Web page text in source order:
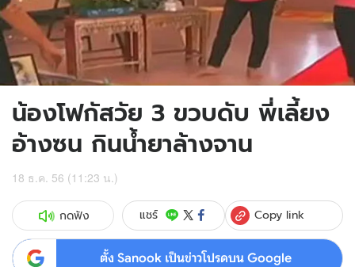
น้องโฟกัสวัย 3 ขวบดับ พี่เลี้ยง
อ้างซน กินน้ำยาล้างจาน
18 ธ.ค. 56 (11:23 น.)
กดฟัง แชร์ Copy link
ตั้ง Sanook เป็นข่าวโปรดบน Google